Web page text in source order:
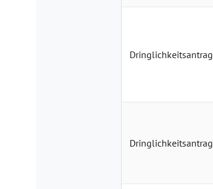
Dringlichkeitsantrag
Dringlichkeitsantrag